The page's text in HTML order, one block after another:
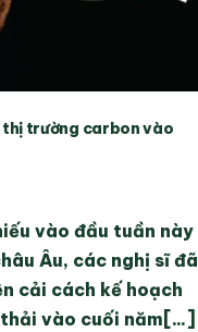
thị trường carbon vào
vào đầu tuần này
Âu, các nghị sĩ đã
cải cách kế hoạch
vào cuối năm[...]